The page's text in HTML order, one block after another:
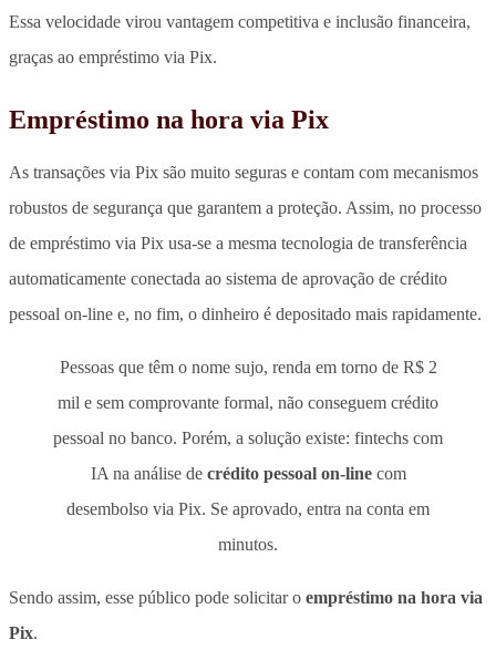
Essa velocidade virou vantagem competitiva e inclusão financeira,
graças ao empréstimo via Pix.
Empréstimo na hora via Pix
As transações via Pix são muito seguras e contam com mecanismos
robustos de segurança que garantem a proteção. Assim, no processo
de empréstimo via Pix usa-se a mesma tecnologia de transferência
automaticamente conectada ao sistema de aprovação de crédito
pessoal on-line e, no fim, o dinheiro é depositado mais rapidamente.
Pessoas que têm o nome sujo, renda em torno de R$ 2
mil e sem comprovante formal, não conseguem crédito
pessoal no banco. Porém, a solução existe: fintechs com
IA na análise de crédito pessoal on-linecom
desembolso via Pix. Se aprovado, entra na conta em
minutos.
Sendo assim, esse público pode solicitar o empréstimo na hora via
Pix.